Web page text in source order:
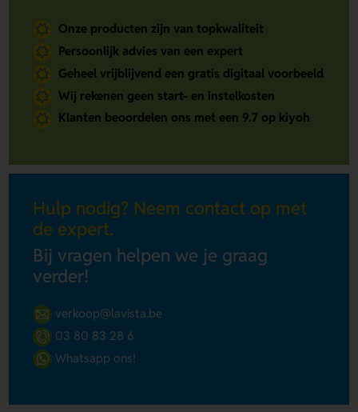
Onze producten zijn van topkwaliteit
Persoonlijk advies van een expert
Geheel vrijblijvend een gratis digitaal voorbeeld
Wij rekenen geen start- en instelkosten
Klanten beoordelen ons met een 9.7 op kiyoh
Hulp nodig? Neem contact op met
de expert.
Bij vragen helpen we je graag
verder!
verkoop@lavista.be
03 80 83 28 6
Whatsapp ons!